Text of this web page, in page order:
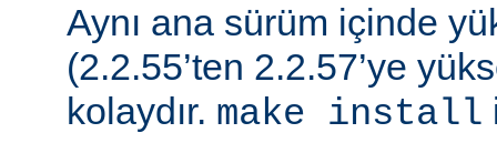
Aynı ana sürüm içinde
(2.2.55’ten 2.2.57’ye
kolaydır. make install